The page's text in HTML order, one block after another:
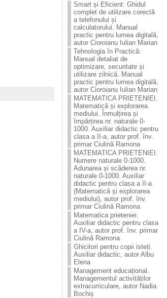
Smart și Eficient: Ghidul
complet de utilizare corectă
a telefonului și
calculatorului. Manual
practic pentru lumea digitală,
autor Cioroianu Iulian Marian
Tehnologia în Practică:
Manual detaliat de
optimizare, securitate și
utilizare zilnică. Manual
practic pentru lumea digitală,
autor Cioroianu Iulian Marian
MATEMATICA PRIETENIEI.
Matematică și explorarea
mediului. Înmulțirea și
împărțirea nr. naturale 0-
1000. Auxiliar didactic pentru
clasa a II-a, autor prof. înv.
primar Ciulină Ramona
MATEMATICA PRIETENIEI.
Numere naturale 0-1000.
Adunarea și scăderea nr.
naturale 0-1000. Auxiliar
didactic pentru clasa a II-a
(Matematică și explorarea
mediului), autor prof. înv.
primar Ciulină Ramona
Matematica prieteniei.
Auxiliar didactic pentru clasa
a IV-a, autor prof. înv. primar
Ciulină Ramona
Ghicitori pentru copii isteți.
Auxiliar didactic, autor Albu
Elena
Management educațional.
Managementul activităților
extracurriculare, autor Nadia
Bochiș